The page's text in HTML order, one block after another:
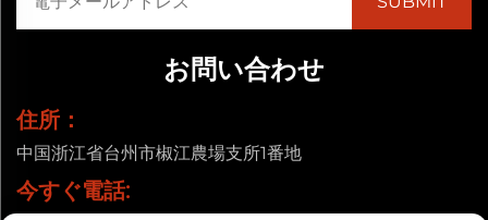
お問い合わせ
住所：
中国浙江省台州市椒江農場支所1番地
今すぐ電話: